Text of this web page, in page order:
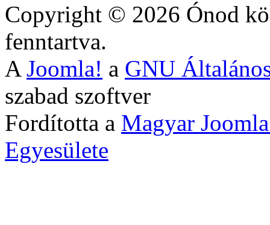
Copyright © 2026 Ónod
fenntartva.
A Joomla! a GNU
szabad szoftver
Fordította a Magyar
Egyesülete